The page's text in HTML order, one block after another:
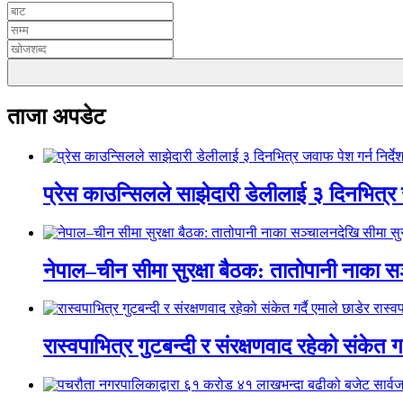
ताजा अपडेट
प्रेस काउन्सिलले साझेदारी डेलीलाई ३
नेपाल–चीन सीमा सुरक्षा बैठक: तातोपानी नाका
रास्वपाभित्र गुटबन्दी र संरक्षणवाद रहेको संकेत